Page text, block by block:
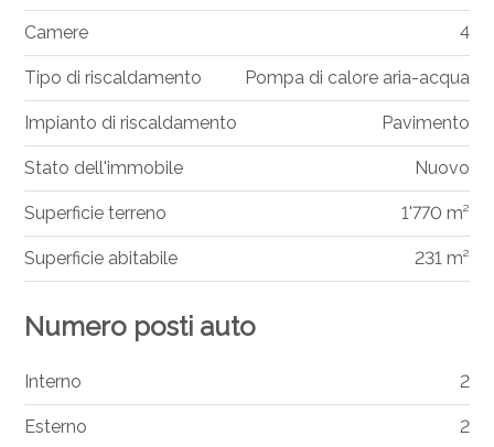
Camere 4
Tipo di riscaldamento Pompa di calore aria-acqua
Impianto di riscaldamento Pavimento
Stato dell'immobile Nuovo
Superficie terreno 1'770 m²
Superficie abitabile 231 m²
Numero posti auto
Interno 2
Esterno 2